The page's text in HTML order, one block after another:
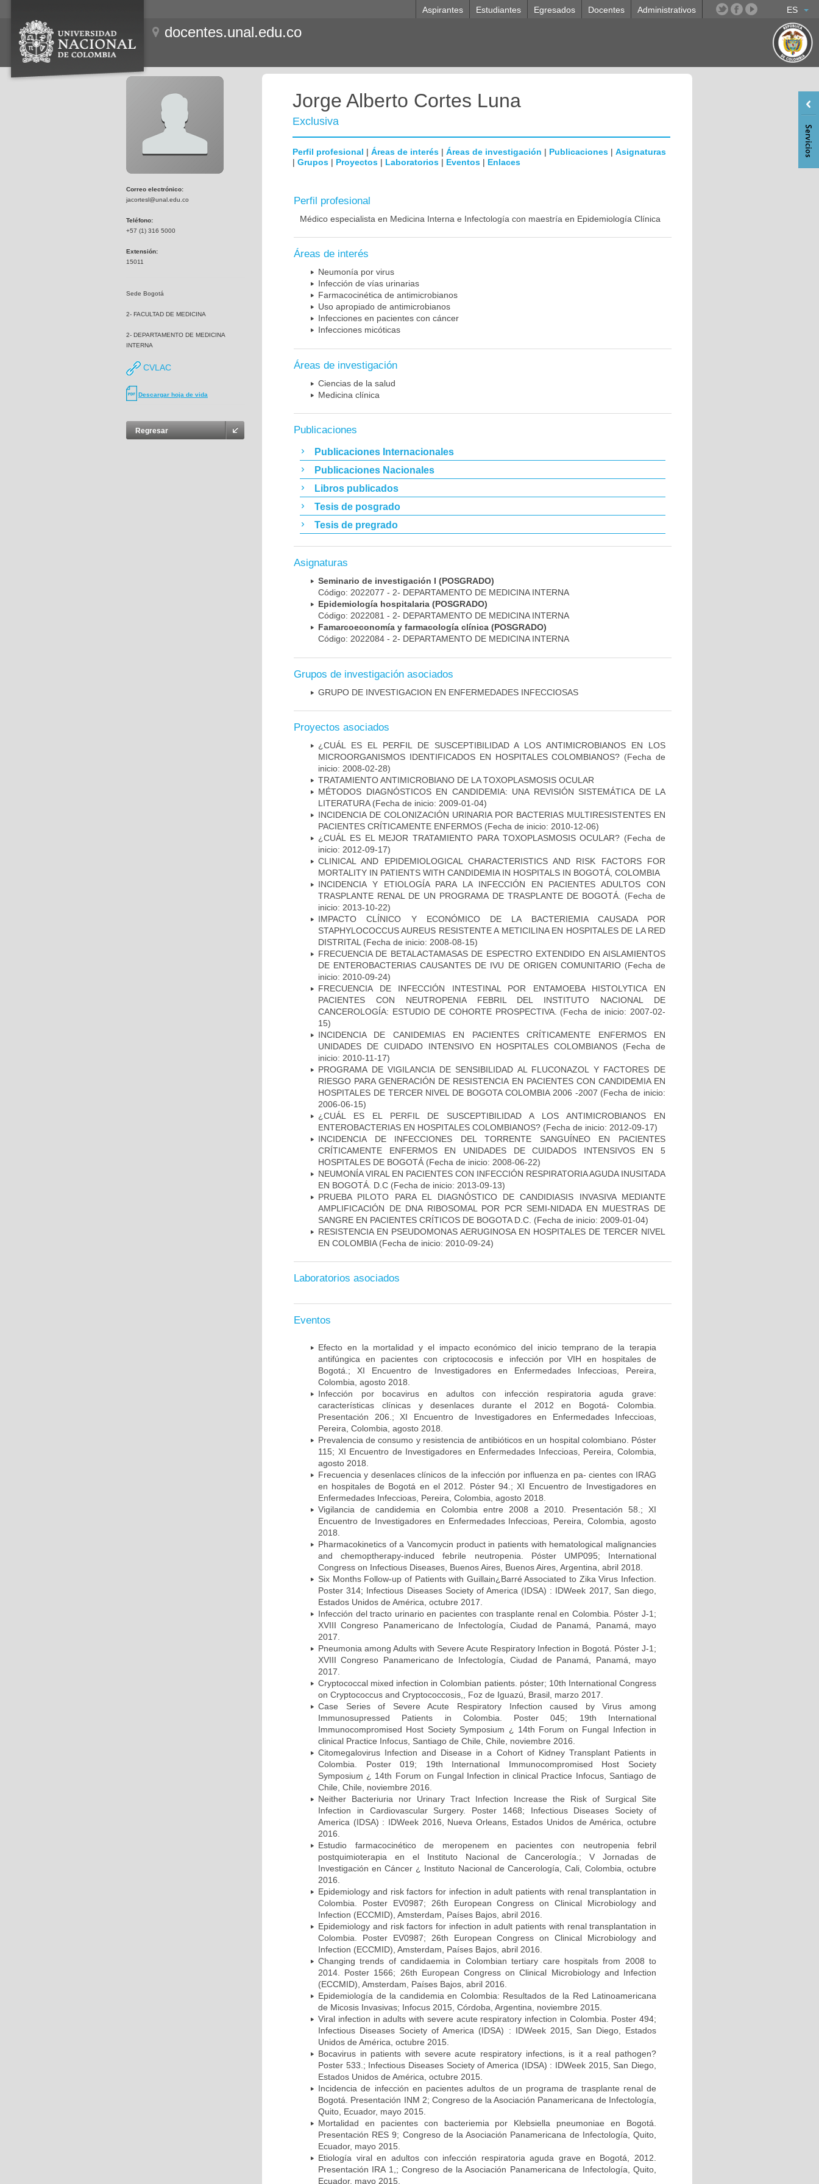
ES
Aspirantes Estudiantes Egresados Docentes Administrativos
docentes.unal.edu.co
Correo electrónico:
jacortesl@unal.edu.co
Teléfono:
+57 (1) 316 5000
Extensión:
15011
Sede Bogotá
2- FACULTAD DE MEDICINA
2- DEPARTAMENTO DE MEDICINA
INTERNA
CVLAC
Descargar hoja de vida
Regresar
Jorge Alberto Cortes Luna
Exclusiva
Perfil profesional | Áreas de interés | Áreas de investigación | Publicaciones | Asignaturas
| Grupos | Proyectos | Laboratorios | Eventos | Enlaces
Perfil profesional
Médico especialista en Medicina Interna e Infectología con maestría en Epidemiología Clínica
Áreas de interés
Neumonía por virus
Infección de vías urinarias
Farmacocinética de antimicrobianos
Uso apropiado de antimicrobianos
Infecciones en pacientes con cáncer
Infecciones micóticas
Áreas de investigación
Ciencias de la salud
Medicina clínica
Publicaciones
Publicaciones Internacionales
Publicaciones Nacionales
Libros publicados
Tesis de posgrado
Tesis de pregrado
Asignaturas
Seminario de investigación I (POSGRADO)
Código: 2022077 - 2- DEPARTAMENTO DE MEDICINA INTERNA
Epidemiología hospitalaria (POSGRADO)
Código: 2022081 - 2- DEPARTAMENTO DE MEDICINA INTERNA
Famarcoeconomía y farmacología clínica (POSGRADO)
Código: 2022084 - 2- DEPARTAMENTO DE MEDICINA INTERNA
Grupos de investigación asociados
GRUPO DE INVESTIGACION EN ENFERMEDADES INFECCIOSAS
Proyectos asociados
¿CUÁL ES EL PERFIL DE SUSCEPTIBILIDAD A LOS ANTIMICROBIANOS EN LOS
MICROORGANISMOS IDENTIFICADOS EN HOSPITALES COLOMBIANOS? (Fecha de
inicio: 2008-02-28)
TRATAMIENTO ANTIMICROBIANO DE LA TOXOPLASMOSIS OCULAR
MÉTODOS DIAGNÓSTICOS EN CANDIDEMIA: UNA REVISIÓN SISTEMÁTICA DE LA
LITERATURA(Fecha de inicio: 2009-01-04)
INCIDENCIA DE COLONIZACIÓN URINARIA POR BACTERIAS MULTIRESISTENTES EN
PACIENTES CRÍTICAMENTE ENFERMOS (Fecha de inicio: 2010-12-06)
¿CUÁL ES EL MEJOR TRATAMIENTO PARA TOXOPLASMOSIS OCULAR? (Fecha de
inicio: 2012-09-17)
CLINICAL AND EPIDEMIOLOGICAL CHARACTERISTICS AND RISK FACTORS FOR
MORTALITY IN PATIENTS WITH CANDIDEMIA IN HOSPITALS IN BOGOTÁ, COLOMBIA
INCIDENCIA Y ETIOLOGÍA PARA LA INFECCIÓN EN PACIENTES ADULTOS CON
TRASPLANTE RENAL DE UN PROGRAMA DE TRASPLANTE DE BOGOTÁ.
(Fecha de
inicio: 2013-10-22)
IMPACTO CLÍNICO Y ECONÓMICO DE LA BACTERIEMIA CAUSADA POR
STAPHYLOCOCCUS AUREUS RESISTENTE A METICILINA EN HOSPITALES DE LA RED
DISTRITAL (Fecha de inicio: 2008-08-15)
FRECUENCIA DE BETALACTAMASAS DE ESPECTRO EXTENDIDO EN AISLAMIENTOS
DE ENTEROBACTERIAS CAUSANTES DE IVU DE ORIGEN COMUNITARIO(Fecha de
inicio: 2010-09-24)
FRECUENCIA DE INFECCIÓN INTESTINAL POR ENTAMOEBA HISTOLYTICA EN
PACIENTES CON NEUTROPENIA FEBRIL DEL INSTITUTO NACIONAL DE
CANCEROLOGÍA: ESTUDIO DE COHORTE PROSPECTIVA.
(Fecha de inicio: 2007-02-
15)
INCIDENCIA DE CANIDEMIAS EN PACIENTES CRÍTICAMENTE ENFERMOS EN
UNIDADES DE CUIDADO INTENSIVO EN HOSPITALES COLOMBIANOS (Fecha de
inicio: 2010-11-17)
PROGRAMA DE VIGILANCIA DE SENSIBILIDAD AL FLUCONAZOL Y FACTORES DE
RIESGO PARA GENERACIÓN DE RESISTENCIA EN PACIENTES CON CANDIDEMIA EN
HOSPITALES DE TERCER NIVEL DE BOGOTA COLOMBIA 2006 -2007 (Fecha de inicio:
2006-06-15)
¿CUÁL ES EL PERFIL DE SUSCEPTIBILIDAD A LOS ANTIMICROBIANOS EN
ENTEROBACTERIAS EN HOSPITALES COLOMBIANOS? (Fecha de inicio: 2012-09-17)
INCIDENCIA DE INFECCIONES DEL TORRENTE SANGUÍNEO EN PACIENTES
CRÍTICAMENTE ENFERMOS EN UNIDADES DE CUIDADOS INTENSIVOS EN 5
HOSPITALES DE BOGOTÁ (Fecha de inicio: 2008-06-22)
NEUMONÍA VIRAL EN PACIENTES CON INFECCIÓN RESPIRATORIA AGUDA INUSITADA
EN BOGOTÁ. D.C (Fecha de inicio: 2013-09-13)
PRUEBA PILOTO PARA EL DIAGNÓSTICO DE CANDIDIASIS INVASIVA MEDIANTE
AMPLIFICACIÓN DE DNA RIBOSOMAL POR PCR SEMI-NIDADA EN MUESTRAS DE
SANGRE EN PACIENTES CRÍTICOS DE BOGOTA D.C. (Fecha de inicio: 2009-01-04)
RESISTENCIA EN PSEUDOMONAS AERUGINOSA EN HOSPITALES DE TERCER NIVEL
EN COLOMBIA (Fecha de inicio: 2010-09-24)
Laboratorios asociados
Eventos
Efecto en la mortalidad y el impacto económico del inicio temprano de la terapia
antifúngica en pacientes con criptococosis e infección por VIH en hospitales de
Bogotá.; XI Encuentro de Investigadores en Enfermedades Infeccioas, Pereira,
Colombia, agosto 2018.
Infección por bocavirus en adultos con infección respiratoria aguda grave:
características clínicas y desenlaces durante el 2012 en Bogotá- Colombia.
Presentación 206.; XI Encuentro de Investigadores en Enfermedades Infeccioas,
Pereira, Colombia, agosto 2018.
Prevalencia de consumo y resistencia de antibióticos en un hospital colombiano. Póster
115; XI Encuentro de Investigadores en Enfermedades Infeccioas, Pereira, Colombia,
agosto 2018.
Frecuencia y desenlaces clínicos de la infección por influenza en pa- cientes con IRAG
en hospitales de Bogotá en el 2012. Póster 94.; XI Encuentro de Investigadores en
Enfermedades Infeccioas, Pereira, Colombia, agosto 2018.
Vigilancia de candidemia en Colombia entre 2008 a 2010. Presentación 58.; XI
Encuentro de Investigadores en Enfermedades Infeccioas, Pereira, Colombia, agosto
2018.
Pharmacokinetics of a Vancomycin product in patients with hematological malignancies
and chemoptherapy-induced febrile neutropenia. Póster UMP095; International
Congress on Infectious Diseases, Buenos Aires, Buenos Aires, Argentina, abril 2018.
Six Months Follow-up of Patients with Guillain¿Barré Associated to Zika Virus Infection.
Poster 314; Infectious Diseases Society of America (IDSA) : IDWeek 2017, San diego,
Estados Unidos de América, octubre 2017.
Infección del tracto urinario en pacientes con trasplante renal en Colombia. Póster J-1;
XVIII Congreso Panamericano de Infectología, Ciudad de Panamá, Panamá, mayo
2017.
Pneumonia among Adults with Severe Acute Respiratory Infection in Bogotá. Póster J-1;
XVIII Congreso Panamericano de Infectología, Ciudad de Panamá, Panamá, mayo
2017.
Cryptococcal mixed infection in Colombian patients. póster; 10th International Congress
on Cryptococcus and Cryptococcosis,, Foz de Iguazú, Brasil, marzo 2017.
Case Series of Severe Acute Respiratory Infection caused by Virus among
Immunosupressed Patients in Colombia. Poster 045; 19th International
Immunocompromised Host Society Symposium ¿ 14th Forum on Fungal Infection in
clinical Practice Infocus, Santiago de Chile, Chile, noviembre 2016.
Citomegalovirus Infection and Disease in a Cohort of Kidney Transplant Patients in
Colombia. Poster 019; 19th International Immunocompromised Host Society
Symposium ¿ 14th Forum on Fungal Infection in clinical Practice Infocus, Santiago de
Chile, Chile, noviembre 2016.
Neither Bacteriuria nor Urinary Tract Infection Increase the Risk of Surgical Site
Infection in Cardiovascular Surgery. Poster 1468; Infectious Diseases Society of
America (IDSA) : IDWeek 2016, Nueva Orleans, Estados Unidos de América, octubre
2016.
Estudio farmacocinético de meropenem en pacientes con neutropenia febril
postquimioterapia en el Instituto Nacional de Cancerología.; V Jornadas de
Investigación en Cáncer ¿ Instituto Nacional de Cancerología, Cali, Colombia, octubre
2016.
Epidemiology and risk factors for infection in adult patients with renal transplantation in
Colombia. Poster EV0987; 26th European Congress on Clinical Microbiology and
Infection (ECCMID), Amsterdam, Países Bajos, abril 2016.
Epidemiology and risk factors for infection in adult patients with renal transplantation in
Colombia. Poster EV0987; 26th European Congress on Clinical Microbiology and
Infection (ECCMID), Amsterdam, Países Bajos, abril 2016.
Changing trends of candidaemia in Colombian tertiary care hospitals from 2008 to
2014. Poster 1566; 26th European Congress on Clinical Microbiology and Infection
(ECCMID), Amsterdam, Países Bajos, abril 2016.
Epidemiología de la candidemia en Colombia: Resultados de la Red Latinoamericana
de Micosis Invasivas; Infocus 2015, Córdoba, Argentina, noviembre 2015.
Viral infection in adults with severe acute respiratory infection in Colombia. Poster 494;
Infectious Diseases Society of America (IDSA) : IDWeek 2015, San Diego, Estados
Unidos de América, octubre 2015.
Bocavirus in patients with severe acute respiratory infections, is it a real pathogen?
Poster 533.; Infectious Diseases Society of America (IDSA) : IDWeek 2015, San Diego,
Estados Unidos de América, octubre 2015.
Incidencia de infección en pacientes adultos de un programa de trasplante renal de
Bogotá. Presentación INM 2; Congreso de la Asociación Panamericana de Infectología,
Quito, Ecuador, mayo 2015.
Mortalidad en pacientes con bacteriemia por Klebsiella pneumoniae en Bogotá.
Presentación RES 9; Congreso de la Asociación Panamericana de Infectología, Quito,
Ecuador, mayo 2015.
Etiología viral en adultos con infección respiratoria aguda grave en Bogotá, 2012.
Presentación IRA 1,; Congreso de la Asociación Panamericana de Infectología, Quito,
Ecuador, mayo 2015.